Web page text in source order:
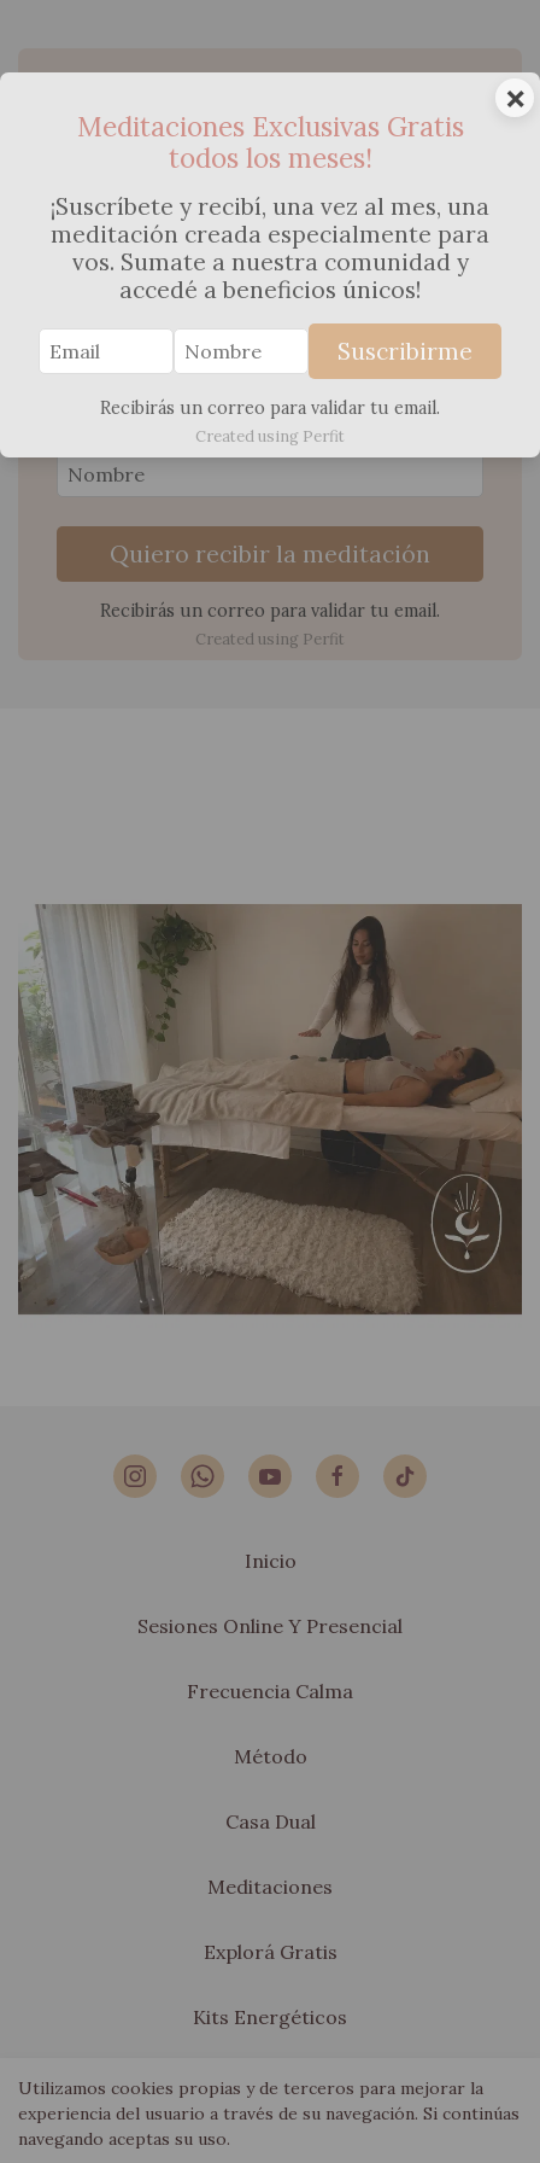
×
Meditaciones Exclusivas Gratis
todos los meses!
¡Suscríbete y recibí, una vez al mes, una
meditación creada especialmente para
vos. Sumate a nuestra comunidad y
accedé a beneficios únicos!
Suscribirme
Recibirás un correo para validar tu email.
Created using Perfit
acompañar tu búsqueda de
embarazo
Es un regalo de corazón para
acompañarte en este proceso.
Dejame tu mail y te va a llegar
automaticamente el link de la
meditación exclusiva! Con amor,
Agos...
Quiero recibir la meditación
Recibirás un correo para validar tu email.
Created using Perfit
Inicio
Sesiones Online Y Presencial
Frecuencia Calma
Método
Casa Dual
Meditaciones
Explorá Gratis
Kits Energéticos
Blog
Utilizamos cookies propias y de terceros para mejorar la
experiencia del usuario a través de su navegación. Si continúas
navegando aceptas su uso.